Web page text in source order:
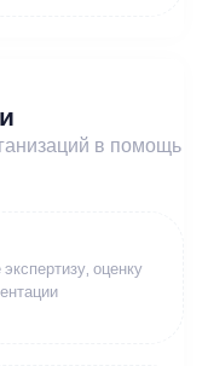
в помощь
оценку